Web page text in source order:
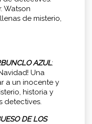
Watson
de misterio,
AZUL:
Una
a un inocente y
historia y
detectives.
DE LOS